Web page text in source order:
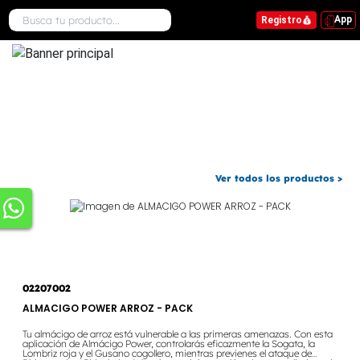
Registro App
Ver todos los productos >
02207002
ALMACIGO POWER ARROZ - PACK
Tu almácigo de arroz está vulnerable a las primeras amenazas. Con esta
aplicación de Almácigo Power, controlarás eficazmente la Sogata, la
Lombriz roja y el Gusano cogollero, mientras previenes el ataque de